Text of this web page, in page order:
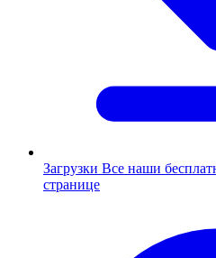
Загрузки Все наши
странице